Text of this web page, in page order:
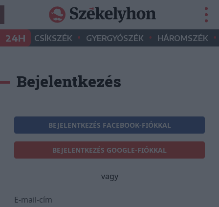
24H CSÍKSZÉK • GYERGYÓSZÉK • HÁROMSZÉK •
Bejelentkezés
BEJELENTKEZÉS FACEBOOK-FIÓKKAL
BEJELENTKEZÉS GOOGLE-FIÓKKAL
vagy
E-mail-cím